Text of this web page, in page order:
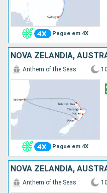
Pague em 4X
NOVA ZELANDIA,
Pague em 4X
Anthem of the Seas
NOVA ZELANDIA,
Anthem of the Seas